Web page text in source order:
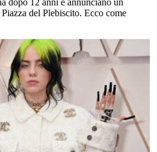
del Plebiscito. Ecco come